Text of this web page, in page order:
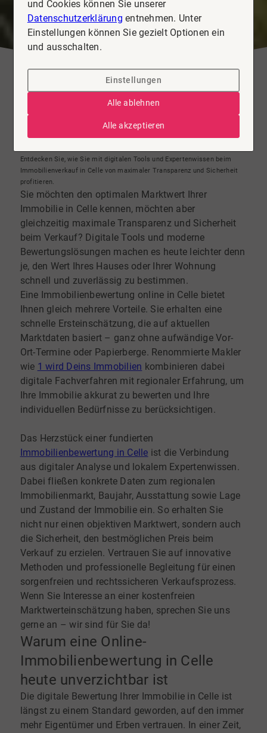
Immobilienbewertung online in Celle: So
Entdecken Sie, wie Sie mit digitalen Tools und Expertenwissen beim
Immobilienverkauf in Celle von maximaler Transparenz und Sicherheit
profitieren.
Sie möchten den optimalen Marktwert Ihrer
Immobilie in Celle kennen, möchten aber
gleichzeitig maximale Transparenz und Sicherheit
beim Verkauf? Digitale Tools und moderne
Bewertungslösungen machen es heute leichter denn
je, den Wert Ihres Hauses oder Ihrer Wohnung
schnell und zuverlässig zu bestimmen.
Eine Immobilienbewertung online in Celle bietet
Ihnen gleich mehrere Vorteile. Sie erhalten eine
schnelle Ersteinschätzung, die auf aktuellen
Marktdaten basiert – ganz ohne aufwändige Vor-
Ort-Termine oder Papierberge. Renommierte Makler
wie 1 wird Deins Immobilien kombinieren dabei
digitale Fachverfahren mit regionaler Erfahrung, um
Ihre Immobilie akkurat zu bewerten und Ihre
individuellen Bedürfnisse zu berücksichtigen.
Das Herzstück einer fundierten
Immobilienbewertung in Celle ist die Verbindung
aus digitaler Analyse und lokalem Expertenwissen.
Dabei fließen konkrete Daten zum regionalen
Immobilienmarkt, Baujahr, Ausstattung sowie Lage
und Zustand der Immobilie ein. So erhalten Sie
nicht nur einen objektiven Marktwert, sondern auch
die Sicherheit, den bestmöglichen Preis beim
Verkauf zu erzielen. Vertrauen Sie auf innovative
Methoden und professionelle Begleitung für einen
sorgenfreien und rechtssicheren Verkaufsprozess.
Wenn Sie Interesse an einer kostenfreien
Marktwerteinschätzung haben, sprechen Sie uns
gerne an – wir sind für Sie da!
Warum eine Online-
Immobilienbewertung in Celle
heute unverzichtbar ist
Die digitale Bewertung Ihrer Immobilie in Celle ist
längst zu einem Standard geworden, auf den immer
mehr Eigentümer und Erben vertrauen. In einer Zeit,
und Cookies können Sie unserer
Datenschutzerklärung entnehmen. Unter
Einstellungen können Sie gezielt Optionen ein
und ausschalten.
Einstellungen
Alle ablehnen
Alle akzeptieren